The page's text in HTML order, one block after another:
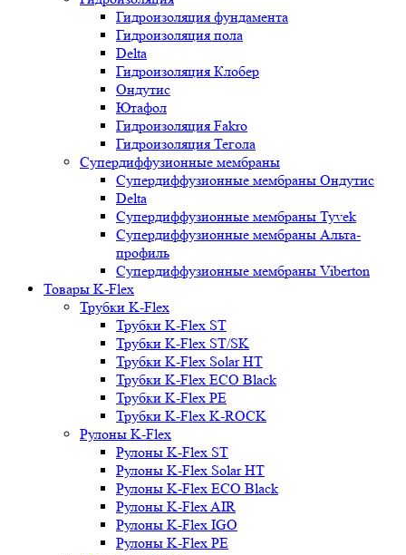
Гидроизоляция фундамента
Гидроизоляция пола
Delta
Гидроизоляция Клобер
Ондутис
Ютафол
Гидроизоляция Fakro
Гидроизоляция Тегола
Супердиффузионные мембраны
Супердиффузионные мембраны Ондутис
Delta
Супердиффузионные мембраны Tyvek
Супердиффузионные мембраны Альта-
профиль
Супердиффузионные мембраны Viberton
Товары K-Flex
Трубки K-Flex
Трубки K-Flex ST
Трубки K-Flex ST/SK
Трубки K-Flex Solar HT
Трубки K-Flex ECO Black
Трубки K-Flex PE
Трубки K-Flex K-ROCK
Рулоны K-Flex
Рулоны K-Flex ST
Рулоны K-Flex Solar HT
Рулоны K-Flex ECO Black
Рулоны K-Flex AIR
Рулоны K-Flex IGO
Рулоны K-Flex PE